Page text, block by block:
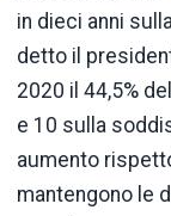
in dieci anni
detto il
2020 il 44,5%
e 10 sulla
aumento
mantengono le